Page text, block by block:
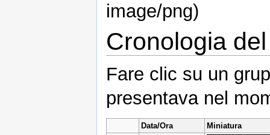
image/png)
Cronologia
Fare clic su un
presentava nel
Data/Ora
Miniatura